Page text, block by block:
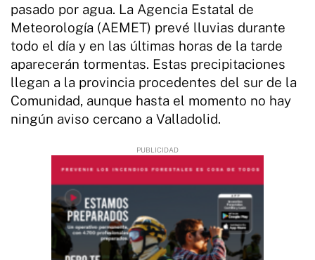
pasado por agua. La Agencia Estatal de
Meteorología (AEMET) prevé lluvias durante
todo el día y en las últimas horas de la tarde
aparecerán tormentas. Estas precipitaciones
llegan a la provincia procedentes del sur de la
Comunidad, aunque hasta el momento no hay
ningún aviso cercano a Valladolid.